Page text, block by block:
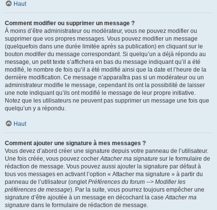
Haut
Comment modifier ou supprimer un message ?
À moins d’être administrateur ou modérateur, vous ne pouvez modifier ou
supprimer que vos propres messages. Vous pouvez modifier un message
(quelquefois dans une durée limitée après sa publication) en cliquant sur le
bouton modifierdu message correspondant. Si quelqu’un a déjà répondu au
message, un petit texte s’affichera en bas du message indiquant qu’il a été
modifié, le nombre de fois qu’il a été modifié ainsi que la date et l’heure de la
dernière modification. Ce message n’apparaîtra pas si un modérateur ou un
administrateur modifie le message, cependant ils ont la possibilité de laisser
une note indiquant qu’ils ont modifié le message de leur propre initiative.
Notez que les utilisateurs ne peuvent pas supprimer un message une fois que
quelqu’un y a répondu.
Haut
Comment ajouter une signature à mes messages ?
Vous devez d’abord créer une signature depuis votre panneau de l’utilisateur.
Une fois créée, vous pouvez cocherAttacher ma signature sur le formulaire de
rédaction de message. Vous pouvez aussi ajouter la signature par défaut à
tous vos messages en activant l’option « Attacher ma signature » à partir du
panneau de l’utilisateur (ongletPréférences du forum --> Modifier les
préférences de message). Par la suite, vous pourrez toujours empêcher une
signature d’être ajoutée à un message en décochant la caseAttacher ma
signature dans le formulaire de rédaction de message.